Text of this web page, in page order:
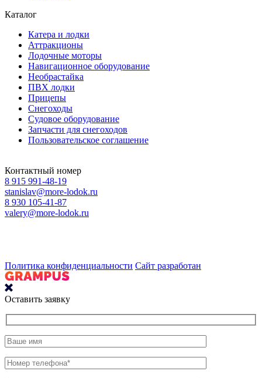
Каталог
Катера и лодки
Аттракционы
Лодочные моторы
Навигационное оборудование
Необрастайка
ПВХ лодки
Прицепы
Снегоходы
Судовое оборудование
Запчасти для снегоходов
Пользовательское соглашение
Контактный номер
8 915 991-48-19
stanislav@more-lodok.ru
8 930 105-41-87
valery@more-lodok.ru
Политика конфиденциальности Сайт разработан
Оставить заявку